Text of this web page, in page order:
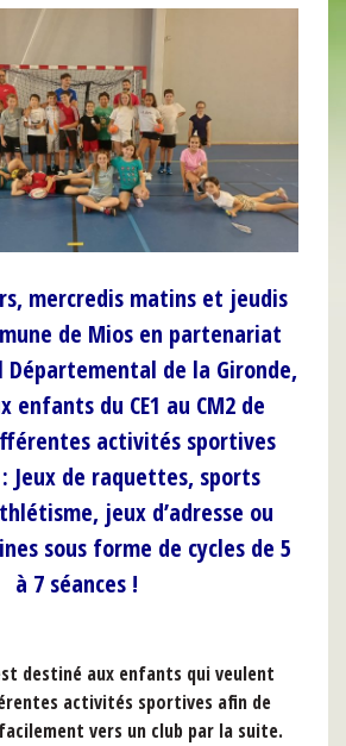
mercredis matins et jeudis
de Mios en partenariat
Départemental de la Gironde,
enfants du CE1 au CM2 de
activités sportives
Jeux de raquettes, sports
jeux d’adresse ou
sous forme de cycles de 5
à 7 séances !
destiné aux enfants qui veulent
activités sportives afin de
vers un club par la suite.